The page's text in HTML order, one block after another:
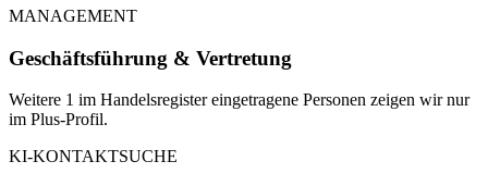
MANAGEMENT
Geschäftsführung & Vertretung
Weitere 1 im Handelsregister eingetragene Personen zeigen wir nur
im Plus-Profil.
KI-KONTAKTSUCHE